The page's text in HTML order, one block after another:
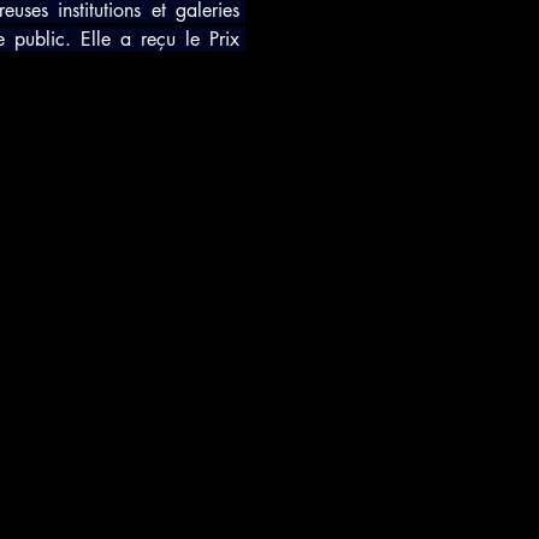
institutions et galeries
public. Elle a reçu le Prix